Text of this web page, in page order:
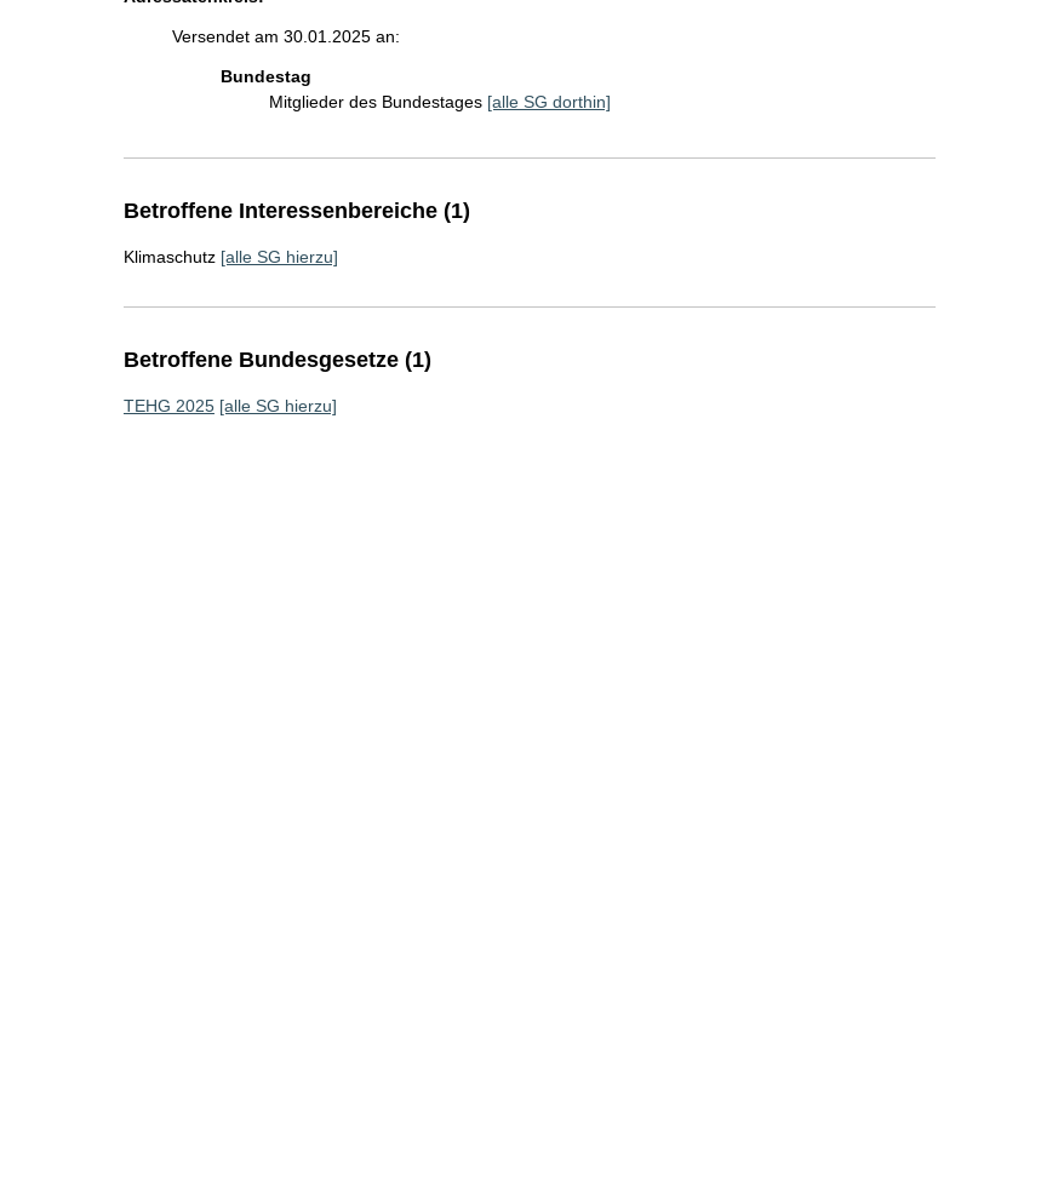
Versendet am 30.01.2025 an:
Bundestag
Mitglieder des Bundestages [alle SG dorthin]
Betroffene Interessenbereiche (1)
Klimaschutz [alle SG hierzu]
Betroffene Bundesgesetze (1)
TEHG 2025 [alle SG hierzu]